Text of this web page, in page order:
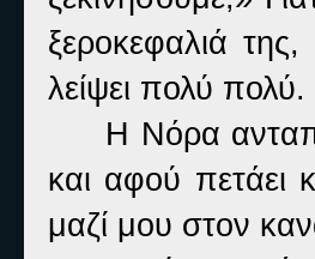
ξεροκεφαλιά
λείψει πολύ πολύ.
Η Νόρα
και αφού πετάει
μαζί μου στον